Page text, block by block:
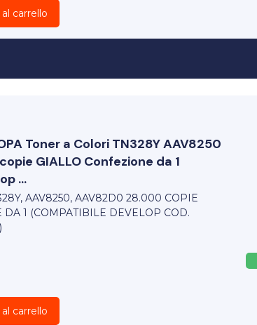
carrello
Toner a Colori TN328Y AAV8250
GIALLO Confezione da 1
...
AAV8250, AAV82D0 28.000 COPIE
1 (COMPATIBILE DEVELOP COD.
carrello